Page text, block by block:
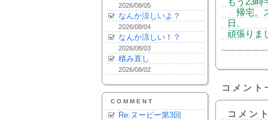
2026/08/05
なんか涼しいよ？
2026/08/04
なんか涼しい！？
2026/08/03
積み直し
2026/08/02
COMMENT
Re:ヌーピー第3回
帰宅。
日、
頑張りま
コメント
コメン